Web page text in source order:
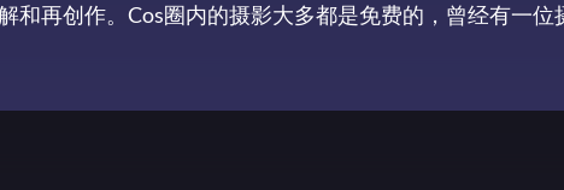
再创作。Cos圈内的摄影大多都是免费的，曾经有一位